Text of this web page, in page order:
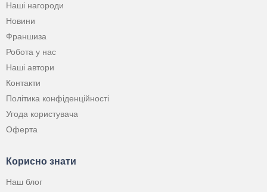
Наші нагороди
Новини
Франшиза
Робота у нас
Наші автори
Контакти
Політика конфіденційності
Угода користувача
Оферта
Корисно знати
Наш блог